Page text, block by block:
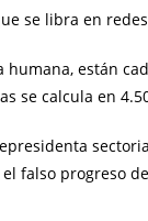
se libra en
humana, están
se calcula en
falso progreso